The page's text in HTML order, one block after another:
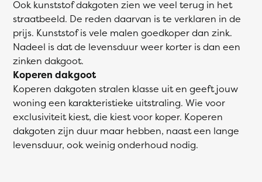
Ook kunststof dakgoten zien we veel terug in het
straatbeeld. De reden daarvan is te verklaren in de
prijs. Kunststof is vele malen goedkoper dan zink.
Nadeel is dat de levensduur weer korter is dan een
zinken dakgoot.
Koperen dakgoot
Koperen dakgoten stralen klasse uit en geeft jouw
woning een karakteristieke uitstraling. Wie voor
exclusiviteit kiest, die kiest voor koper. Koperen
dakgoten zijn duur maar hebben, naast een lange
levensduur, ook weinig onderhoud nodig.